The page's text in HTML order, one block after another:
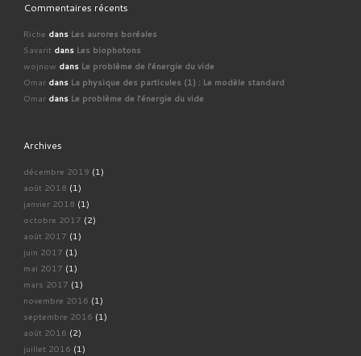
Commentaires récents
Riche dans Les aurores boréales
Savaritdans Les biophotons
wojnowdans Le problème de l'énergie du vide
Omardans La physique des particules (1) : Le modèle standard
Omardans Le problème de l'énergie du vide
Archives
décembre 2019 (1)
août 2018 (1)
janvier 2018 (1)
octobre 2017 (2)
août 2017 (1)
juin 2017 (1)
mai 2017 (1)
mars 2017 (1)
novembre 2016 (1)
septembre 2016 (1)
août 2016 (2)
juillet 2016 (1)